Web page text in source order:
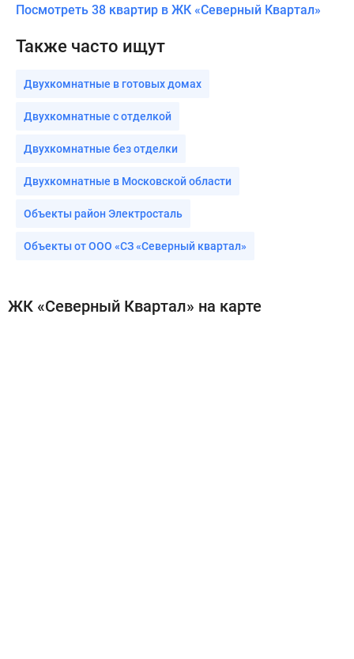
Посмотреть 38 квартир в ЖК «Северный Квартал»
Также часто ищут
Двухкомнатные в готовых домах
Двухкомнатные с отделкой
Двухкомнатные без отделки
Двухкомнатные в Московской области
Объекты район Электросталь
Объекты от ООО «СЗ «Северный квартал»
ЖК «Северный Квартал» на карте